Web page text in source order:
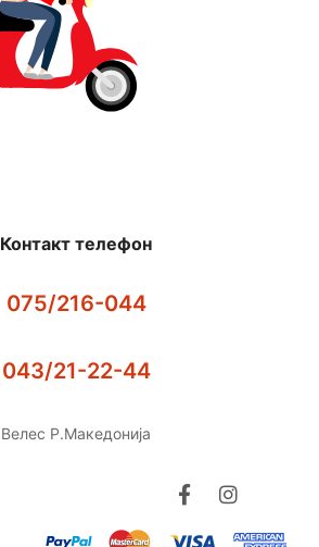
Контакт телефон
075/216-044
043/21-22-44
Велес Р.Македонија